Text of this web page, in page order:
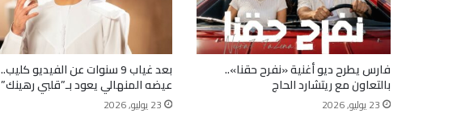
فارس يطرح ديو أغنية «نفرح حقنا»..
بالتعاون مع ريتشارد الحاج
23 يوليو, 2026
بعد غياب 9 سنوات عن الفيديو كليب..
عيضه المنهالي يعود بـ”قلبي رهينك”
23 يوليو, 2026